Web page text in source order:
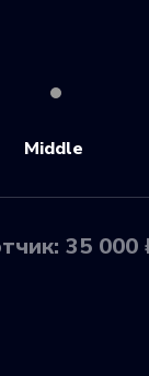
Middle
35